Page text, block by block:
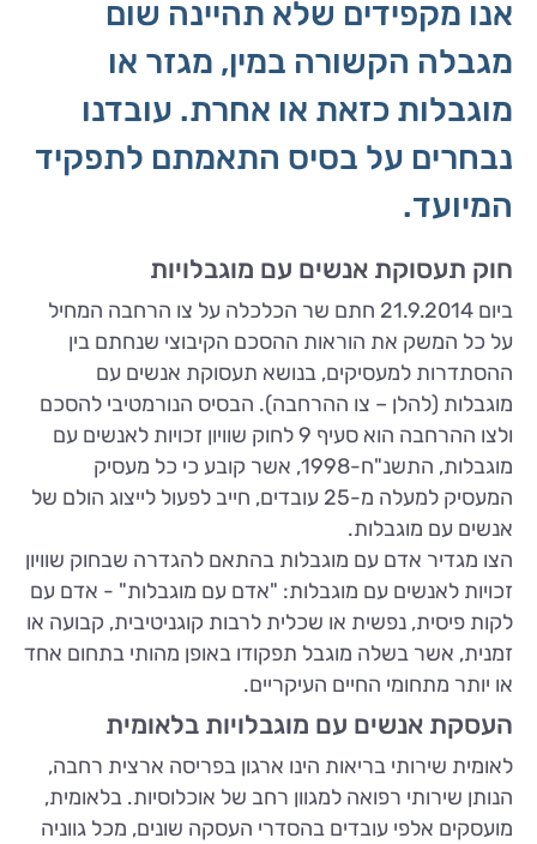
אנו מקפידים שלא תהיינה שום
מגבלה הקשורה במין, מגזר או
מוגבלות כזאת או אחרת. עובדנו
נבחרים על בסיס התאמתם לתפקיד
המיועד.
חוק תעסוקת אנשים עם מוגבלויות
ביום 21.9.2014 חתם שר הכלכלה על צו הרחבה המחיל
על כל המשק את הוראות ההסכם הקיבוצי שנחתם בין
ההסתדרות למעסיקים, בנושא תעסוקת אנשים עם
מוגבלות (להלן – צו ההרחבה). הבסיס הנורמטיבי להסכם
ולצו ההרחבה הוא סעיף 9 לחוק שוויון זכויות לאנשים עם
מוגבלות, התשנ"ח-1998, אשר קובע כי כל מעסיק
המעסיק למעלה מ-25 עובדים, חייב לפעול לייצוג הולם של
אנשים עם מוגבלות.
הצו מגדיר אדם עם מוגבלות בהתאם להגדרה שבחוק שוויון
זכויות לאנשים עם מוגבלות: "אדם עם מוגבלות" - אדם עם
לקות פיסית, נפשית או שכלית לרבות קוגניטיבית, קבועה או
זמנית, אשר בשלה מוגבל תפקודו באופן מהותי בתחום אחד
או יותר מתחומי החיים העיקריים.
העסקת אנשים עם מוגבלויות בלאומית
לאומית שירותי בריאות הינו ארגון בפריסה ארצית רחבה,
הנותן שירותי רפואה למגוון רחב של אוכלוסיות. בלאומית,
מועסקים אלפי עובדים בהסדרי העסקה שונים, מכל גווניה